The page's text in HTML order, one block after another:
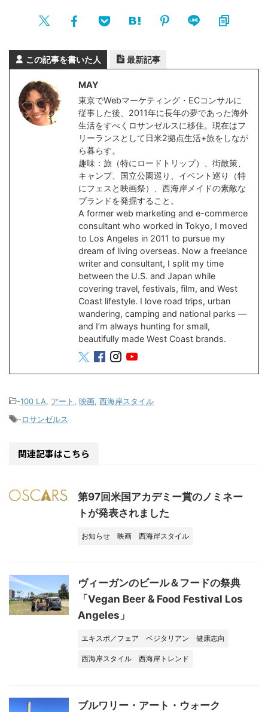
この記事を書いた人 最新記事
MAY
東京でWebマーケティング・ECコンサルに
従事した後、2011年に長年の夢であった海外
生活をすべくロサンゼルスに移住。現在はフ
リーランスとして日米2拠点生活+旅をしなが
ら暮らす。
趣味：旅（特にロードトリップ）、街散策、
キャンプ、国立公園巡り、イベント巡り（特
にフェスと映画祭）、西海岸メイドの素敵な
ブランドを発掘すること。
A former web marketing and e-commerce
consultant who worked in Tokyo, I moved
to Los Angeles in 2011 to pursue my
dream of living overseas. Now a freelance
writer and consultant, I split my time
between the U.S. and Japan while
covering travel, festivals, film, and West
Coast lifestyle. I love road trips, urban
wandering, camping and national parks —
and I’m always hunting for small,
beautifully made West Coast brands.
-100 LA アート 映画 西海岸スタイル
-ロサンゼルス
関連記事はこちら
第97回米国アカデミー賞のノミネー
トが発表されました
お知らせ 映画 西海岸スタイル
ヴィーガンのビール＆フードの祭典
「Vegan Beer & Food Festival Los
Angeles」
エキスポ／フェア ベジタリアン 健康志向
西海岸スタイル 西海岸トレンド
ブルワリー・アート・ウォーク